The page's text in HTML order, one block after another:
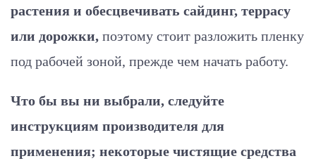
растения и обесцвечивать сайдинг, террасу
или дорожки, поэтому стоит разложить пленку
под рабочей зоной, прежде чем начать работу.
Что бы вы ни выбрали, следуйте
инструкциям производителя для
применения; некоторые чистящие средства